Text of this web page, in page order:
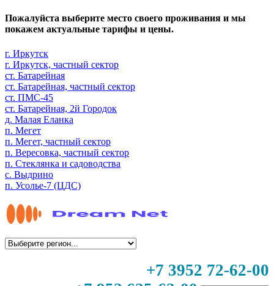
Пожалуйста выберите место своего проживания и мы
покажем актуальные тарифы и цены.
г. Иркутск
г. Иркутск, частный сектор
ст. Батарейная
ст. Батарейная, частный сектор
ст. ПМС-45
ст. Батарейная, 2й Городок
д. Малая Еланка
п. Мегет
п. Мегет, частный сектор
п. Вересовка, частный сектор
п. Стеклянка и садоводства
с. Выдрино
п. Усолье-7 (ЦДС)
+7 3952 72-62-00